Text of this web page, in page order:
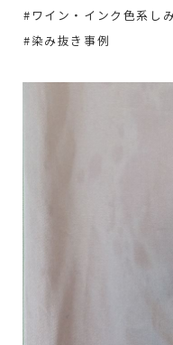
#ワイン・インク色系し
#染み抜き事例